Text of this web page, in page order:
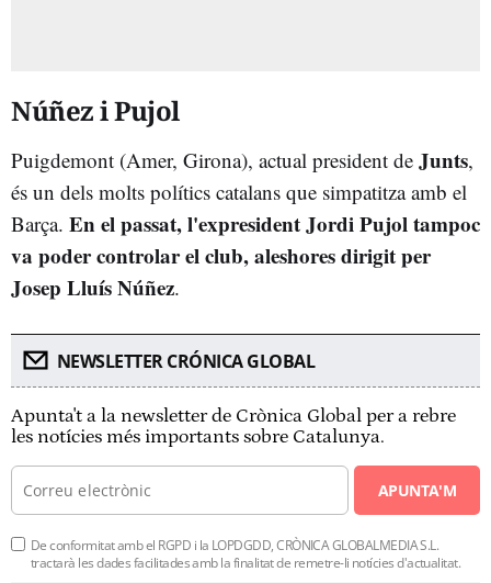
Núñez i Pujol
Puigdemont (Amer, Girona), actual president de Junts,
és un dels molts polítics catalans que simpatitza amb el
Barça. En el passat, l'expresident Jordi Pujol tampoc
va poder controlar el club, aleshores dirigit per
Josep Lluís Núñez.
NEWSLETTER CRÓNICA GLOBAL
Apunta't a la newsletter de Crònica Global per a rebre
les notícies més importants sobre Catalunya.
APUNTA'M
De conformitat amb el RGPD i la LOPDGDD, CRÒNICA GLOBALMEDIA S.L.
tractarà les dades facilitades amb la finalitat de remetre-li notícies d'actualitat.